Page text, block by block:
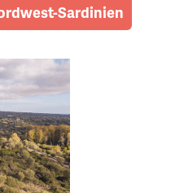
Sardinien